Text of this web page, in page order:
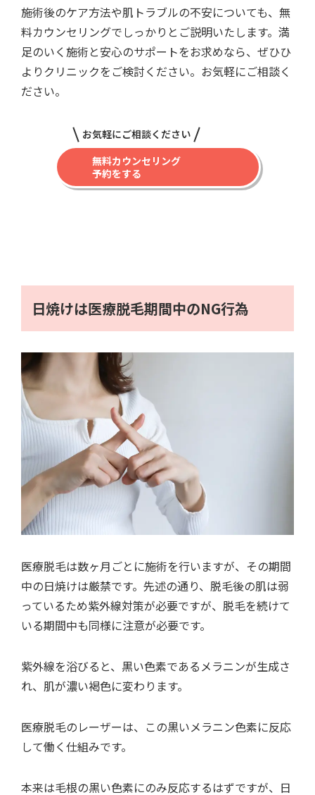
施術後のケア方法や肌トラブルの不安についても、無
料カウンセリングでしっかりとご説明いたします。満
足のいく施術と安心のサポートをお求めなら、ぜひひ
よりクリニックをご検討ください。お気軽にご相談く
ださい。
お気軽にご相談ください
無料カウンセリング
予約をする
日焼けは医療脱毛期間中のNG行為
医療脱毛は数ヶ月ごとに施術を行いますが、その期間
中の日焼けは厳禁です。先述の通り、脱毛後の肌は弱
っているため紫外線対策が必要ですが、脱毛を続けて
いる期間中も同様に注意が必要です。
紫外線を浴びると、黒い色素であるメラニンが生成さ
れ、肌が濃い褐色に変わります。
医療脱毛のレーザーは、この黒いメラニン色素に反応
して働く仕組みです。
本来は毛根の黒い色素にのみ反応するはずですが、日